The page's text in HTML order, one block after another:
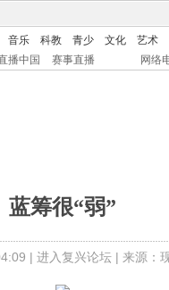
音乐 科教 青少 文化
艺术
播中国 赛事直播 网络
蓝筹很“弱”
| 进入复兴论坛| 来源：